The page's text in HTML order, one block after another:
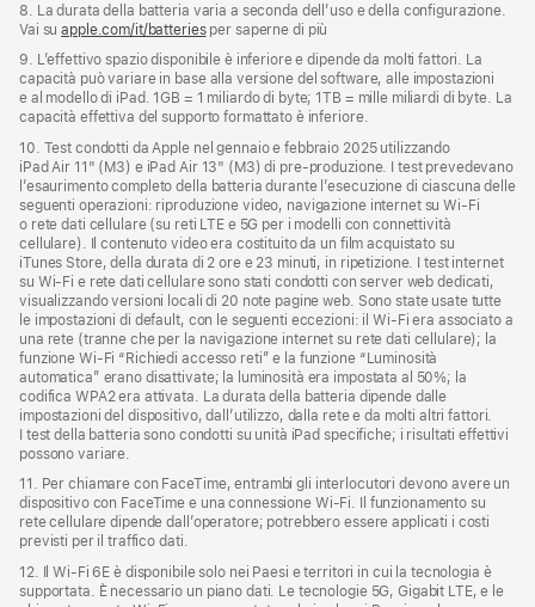
8. La durata della batteria varia a seconda dell’uso e della configurazione.
Vai suapple.com/it/batteriesper saperne di più
9. L’effettivo spazio disponibile è inferiore e dipende da molti fattori. La
capacità può variare in base alla versione del software, alle impostazioni
e al modello di iPad. 1GB = 1 miliardo di byte; 1TB = mille miliardi di byte. La
capacità effettiva del supporto formattato è inferiore.
10. Test condotti da Apple nel gennaio e febbraio 2025 utilizzando
iPad Air 11" (M3) e iPad Air 13" (M3) di pre‑produzione. I test prevedevano
l’esaurimento completo della batteria durante l’esecuzione di ciascuna delle
seguenti operazioni: riproduzione video, navigazione internet su Wi‑Fi
o rete dati cellulare (su reti LTE e 5G per i modelli con connettività
cellulare). Il contenuto video era costituito da un film acquistato su
iTunes Store, della durata di 2 ore e 23 minuti, in ripetizione. I test internet
su Wi‑Fi e rete dati cellulare sono stati condotti con server web dedicati,
visualizzando versioni locali di 20 note pagine web. Sono state usate tutte
le impostazioni di default, con le seguenti eccezioni: il Wi-Fi era associato a
una rete (tranne che per la navigazione internet su rete dati cellulare); la
funzione Wi‑Fi “Richiedi accesso reti” e la funzione “Luminosità
automatica” erano disattivate; la luminosità era impostata al 50%; la
codifica WPA2 era attivata. La durata della batteria dipende dalle
impostazioni del dispositivo, dall’utilizzo, dalla rete e da molti altri fattori.
I test della batteria sono condotti su unità iPad specifiche; i risultati effettivi
possono variare.
11. Per chiamare con FaceTime, entrambi gli interlocutori devono avere un
dispositivo con FaceTime e una connessione Wi‑Fi. Il funzionamento su
rete cellulare dipende dall’operatore; potrebbero essere applicati i costi
previsti per il traffico dati.
12. Il Wi‑Fi 6E è disponibile solo nei Paesi e territori in cui la tecnologia è
supportata. È necessario un piano dati. Le tecnologie 5G, Gigabit LTE, e le